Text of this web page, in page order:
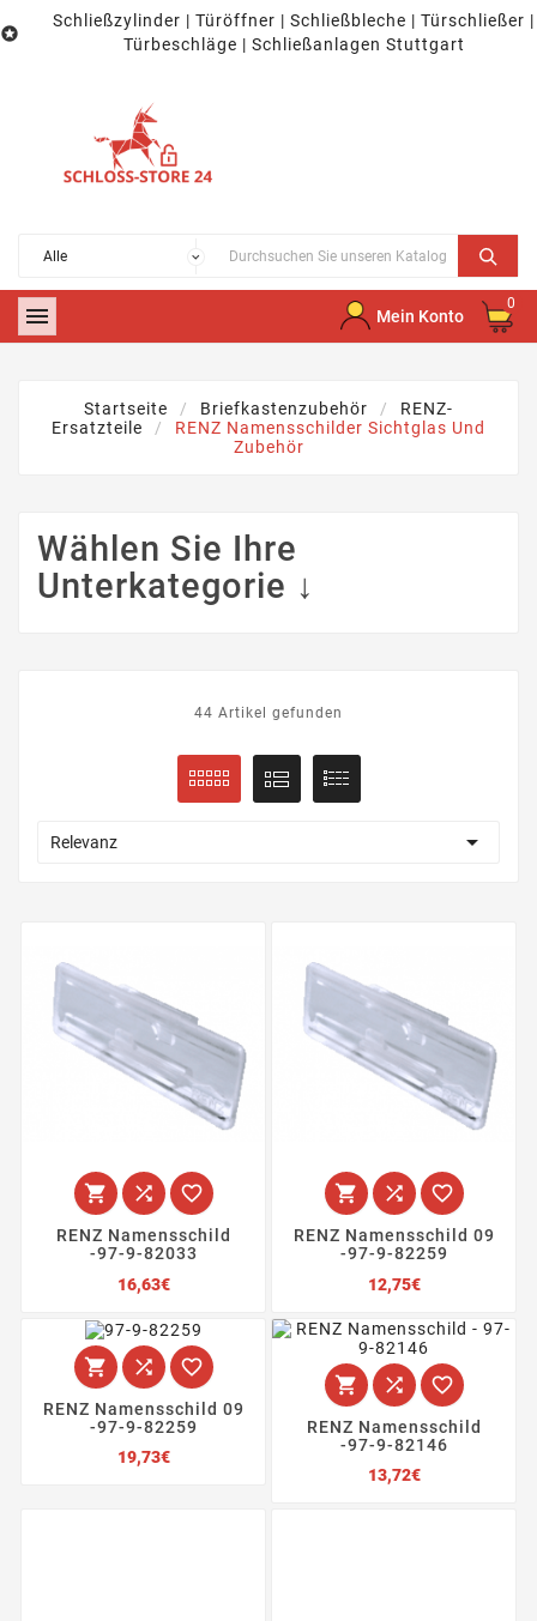

Schließzylinder | Türöffner | Schließbleche | Türschließer |
Türbeschläge | Schließanlagen Stuttgart
 Mein Konto
0
Startseite Briefkastenzubehör
RENZ-
Ersatzteile
RENZ Namensschilder Sichtglas Und
Zubehör
Wählen Sie Ihre
Unterkategorie ↓
44 Artikel gefunden
Relevanz 
  
RENZ Namensschild
-97-9-82033
16,63€Preis
  
RENZ Namensschild 09
-97-9-82259
12,75€Preis
  
RENZ Namensschild 09
-97-9-82259
19,73€Preis
  
RENZ Namensschild
-97-9-82146
13,72€Preis